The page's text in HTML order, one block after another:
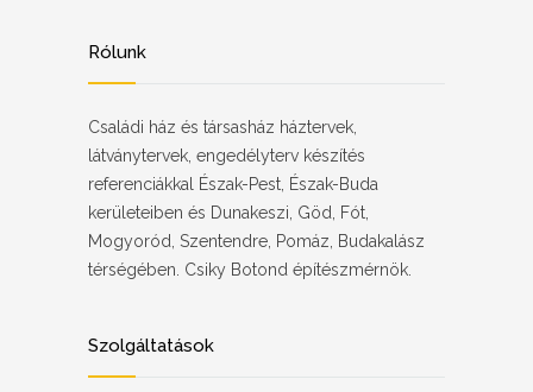
Rólunk
Családi ház és társasház háztervek,
látványtervek, engedélyterv készítés
referenciákkal Észak-Pest, Észak-Buda
kerületeiben és Dunakeszi, Göd, Fót,
Mogyoród, Szentendre, Pomáz, Budakalász
térségében. Csiky Botond építészmérnök.
Szolgáltatások